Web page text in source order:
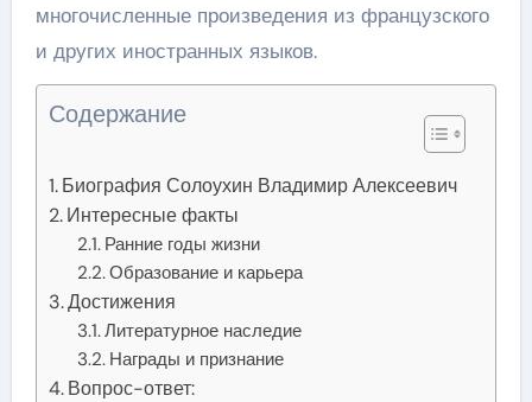
многочисленные произведения из французского
и других иностранных языков.
Содержание
Биография Солоухин Владимир Алексеевич
Интересные факты
Ранние годы жизни
Образование и карьера
Достижения
Литературное наследие
Награды и признание
Вопрос-ответ: